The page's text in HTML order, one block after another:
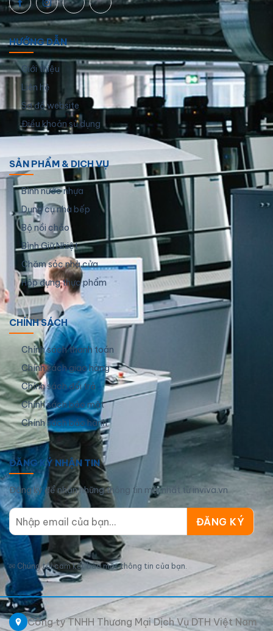
HƯỚNG DẪN
Giới thiệu
Liên hệ
Sơ đồ website
Điều khoản sử dụng
SẢN PHẨM & DỊCH VỤ
Bình nước nhựa
Dụng cụ nhà bếp
Bộ nồi chảo
Bình Giữ Nhiệt
Chăm sóc nhà cửa
Hộp đựng thực phẩm
CHÍNH SÁCH
Chính sách thanh toán
Chính sách giao hàng
Chính sách đổi trả
Chính sách bảo mật
Chính sách bảo hành
ĐĂNG KÝ NHẬN TIN
Đăng ký để nhận những thông tin mới nhất từ inviva.vn
✉ Chúng tôi cam kết bảo mật thông tin của bạn.
Công ty TNHH Thương Mại Dịch Vụ DTH Việt Nam